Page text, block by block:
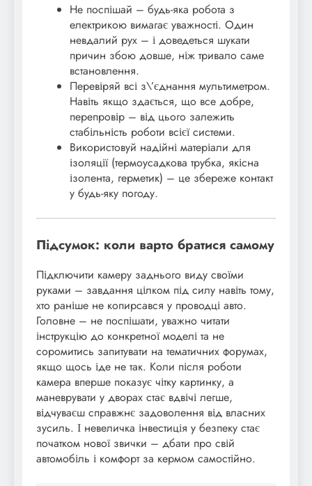
Не поспішай – будь-яка робота з
електрикою вимагає уважності. Один
невдалий рух – і доведеться шукати
причин збою довше, ніж тривало саме
встановлення.
Перевіряй всі з\’єднання мультиметром.
Навіть якщо здається, що все добре,
перепровір – від цього залежить
стабільність роботи всієї системи.
Використовуй надійні матеріали для
ізоляції (термоусадкова трубка, якісна
ізолента, герметик) – це збереже контакт
у будь-яку погоду.
Підсумок: коли варто братися самому
Підключити камеру заднього виду своїми
руками – завдання цілком під силу навіть тому,
хто раніше не копирсався у проводці авто.
Головне – не поспішати, уважно читати
інструкцію до конкретної моделі та не
соромитись запитувати на тематичних форумах,
якщо щось іде не так. Коли після роботи
камера вперше показує чітку картинку, а
маневрувати у дворах стає вдвічі легше,
відчуваєш справжнє задоволення від власних
зусиль. І невеличка інвестиція у безпеку стає
початком нової звички – дбати про свій
автомобіль і комфорт за кермом самостійно.